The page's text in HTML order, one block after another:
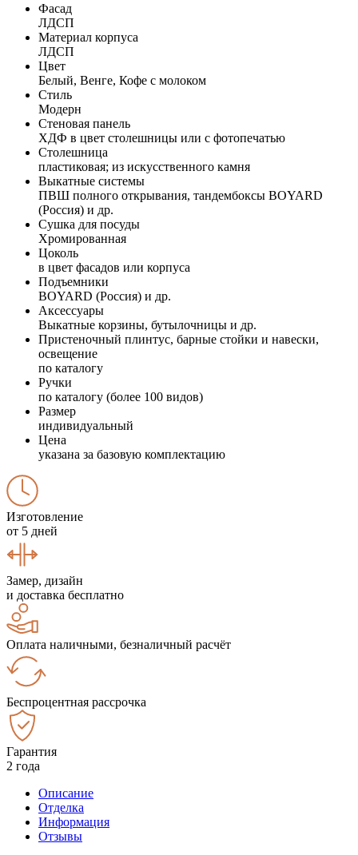
Фасад
ЛДСП
Материал корпуса
ЛДСП
Цвет
Белый, Венге, Кофе с молоком
Стиль
Модерн
Стеновая панель
ХДФ в цвет столешницы или с фотопечатью
Столешница
пластиковая; из искусственного камня
Выкатные системы
ПВШ полного открывания, тандембоксы BOYARD
(Россия) и др.
Сушка для посуды
Хромированная
Цоколь
в цвет фасадов или корпуса
Подъемники
BOYARD (Россия) и др.
Аксессуары
Выкатные корзины, бутылочницы и др.
Пристеночный плинтус, барные стойки и навески,
освещение
по каталогу
Ручки
по каталогу (более 100 видов)
Размер
индивидуальный
Цена
указана за базовую комплектацию
Изготовление
от 5 дней
Замер, дизайн
и доставка бесплатно
Оплата наличными, безналичный расчёт
Беспроцентная рассрочка
Гарантия
2 года
Описание
Отделка
Информация
Отзывы